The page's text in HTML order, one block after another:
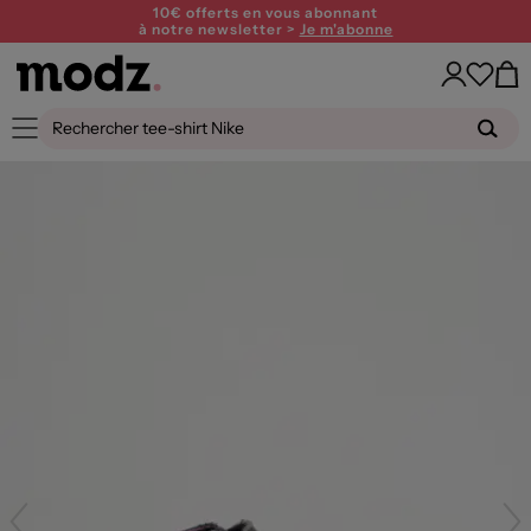
10€ offerts en vous abonnant
à notre newsletter > Je m'abonne